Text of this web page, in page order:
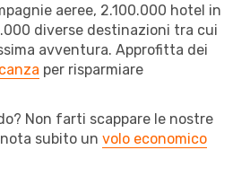
aeree, 2.100.000 hotel in
diverse destinazioni tra cui
avventura. Approfitta dei
per risparmiare
Non farti scappare le nostre
subito un volo economico